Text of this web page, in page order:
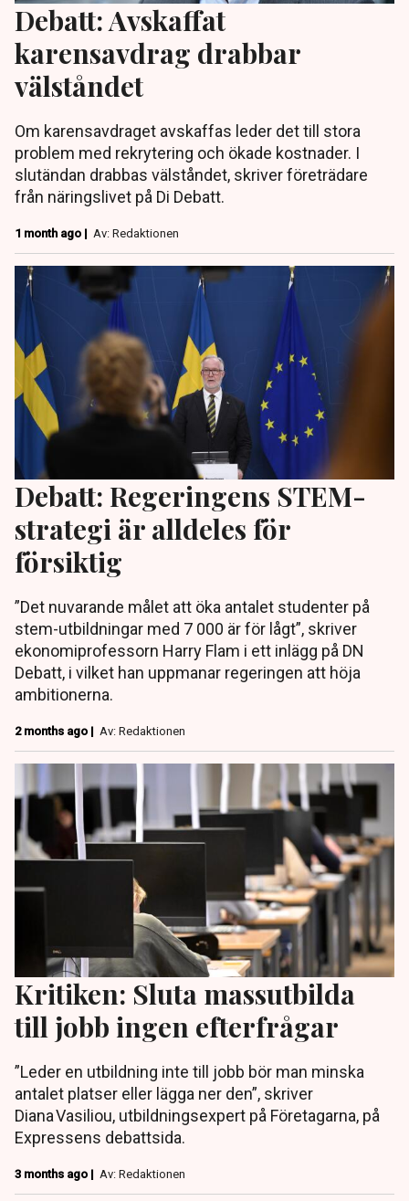
Debatt: Avskaffat
karensavdrag drabbar
välståndet
Om karensavdraget avskaffas leder det till stora
problem med rekrytering och ökade kostnader. I
slutändan drabbas välståndet, skriver företrädare
från näringslivet på Di Debatt.
1 month ago | Av: Redaktionen
Debatt: Regeringens STEM-
strategi är alldeles för
försiktig
”Det nuvarande målet att öka antalet studenter på
stem-utbildningar med 7 000 är för lågt”, skriver
ekonomiprofessorn Harry Flam i ett inlägg på DN
Debatt, i vilket han uppmanar regeringen att höja
ambitionerna.
2 months ago | Av: Redaktionen
Kritiken: Sluta massutbilda
till jobb ingen efterfrågar
”Leder en utbildning inte till jobb bör man minska
antalet platser eller lägga ner den”, skriver
Diana Vasiliou, utbildningsexpert på Företagarna, på
Expressens debattsida.
3 months ago | Av: Redaktionen